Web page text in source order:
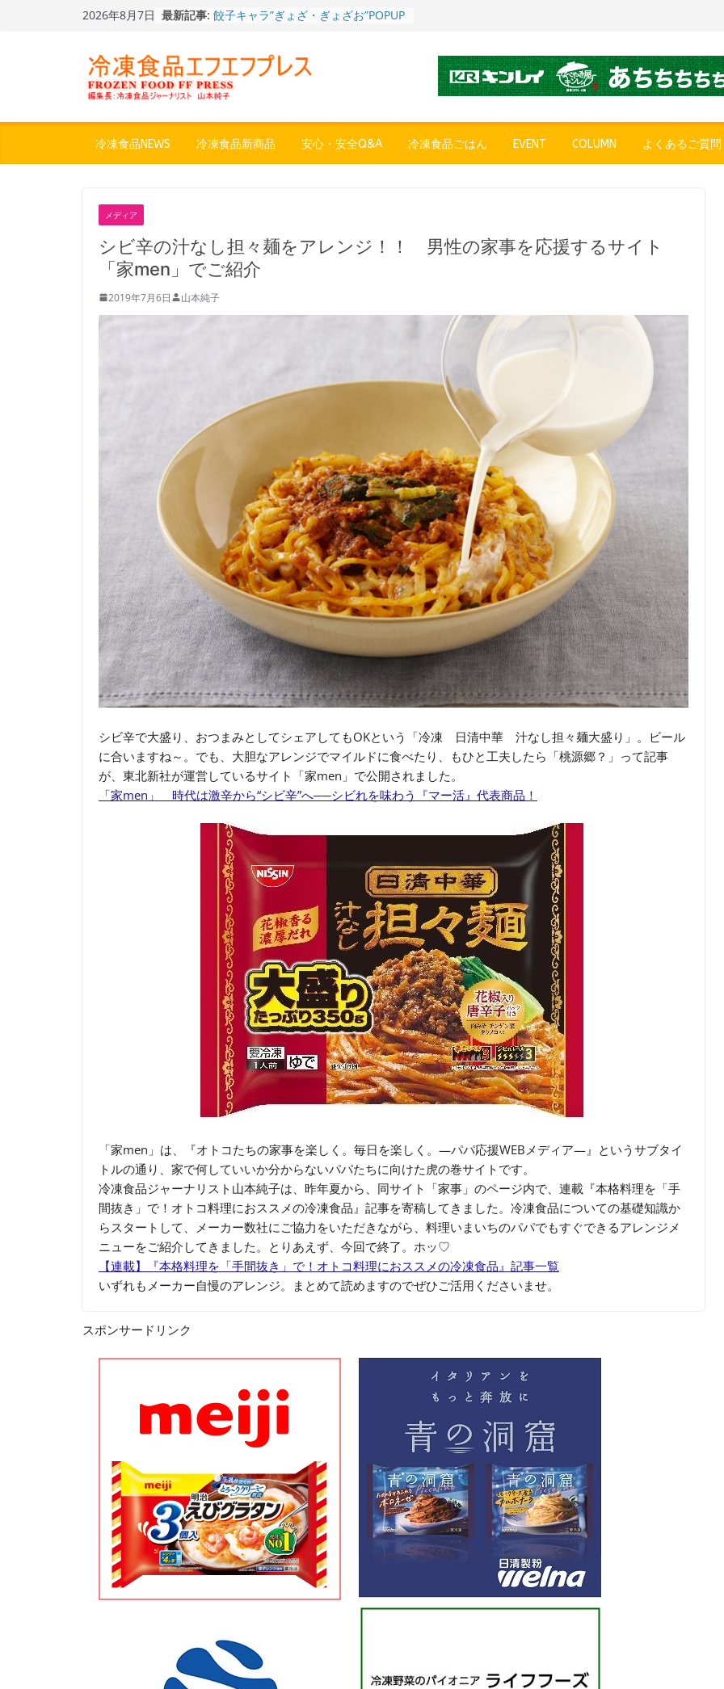
2026年8月7日 最新記事: 餃子キャラ”ぎょざ・ぎょざお”POPUP
「CHEESE WONDER」5周年～夏に限
定さわやかフレーバー「CHEESE
WONDER YELLOW」復刻発売中
どん兵衛 大盛 きつねうどん」
「同 肉うどん」
冷凍ワンプレート№1のニップン、9月
から新ブランド『ニップン、彩りごは
ん。』～”おいしさ”をアピール
冷凍食品NEWS 冷凍食品新商品 安心・安全Q&A 冷凍食品ごはん EVENT COLUMN よくあるご質問
メディア
シビ辛の汁なし担々麺をアレンジ！！ 男性の家事を応援するサイト
「家men」でご紹介
2019年7月6日 山本純子
シビ辛で大盛り、おつまみとしてシェアしてもOKという「冷凍 日清中華 汁なし担々麺大盛り」。ビール
に合いますね～。でも、大胆なアレンジでマイルドに食べたり、もひと工夫したら「桃源郷？」って記事
が、東北新社が運営しているサイト「家men」で公開されました。
「家men」 時代は激辛から“シビ辛”へ──シビれを味わう『マー活』代表商品！
「家men」は、『オトコたちの家事を楽しく。毎日を楽しく。―パパ応援WEBメディア—』というサブタイ
トルの通り、家で何していいか分からないパパたちに向けた虎の巻サイトです。
冷凍食品ジャーナリスト山本純子は、昨年夏から、同サイト「家事」のページ内で、連載『本格料理を「手
間抜き」で！オトコ料理におススメの冷凍食品』記事を寄稿してきました。冷凍食品についての基礎知識か
らスタートして、メーカー数社にご協力をいただきながら、料理いまいちのパパでもすぐできるアレンジメ
ニューをご紹介してきました。とりあえず、今回で終了。ホッ♡
【連載】『本格料理を「手間抜き」で！オトコ料理におススメの冷凍食品』記事一覧
いずれもメーカー自慢のアレンジ。まとめて読めますのでぜひご活用くださいませ。
スポンサードリンク